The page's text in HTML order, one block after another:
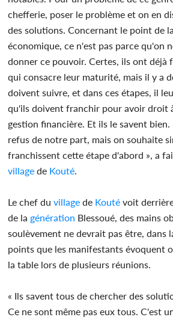
chefferie, poser le problème et on en
des solutions. Concernant le point de
économique, ce n'est pas parce qu'on
donner ce pouvoir. Certes, ils ont déjà
qui consacre leur maturité, mais il y a
doivent suivre, et dans ces étapes, il
qu'ils doivent franchir pour avoir droit
gestion financière. Et ils le savent
refus de notre part, mais on souhaite
franchissent cette étape d'abord », a
village de Kouté.
Le chef duvillage de Kouté voit
de la génération Blessoué, des mains
soulèvement ne devrait pas être, dans
points que les manifestants évoquent
la table lors de plusieurs réunions.
« Ils savent tous de chercher des
Ce ne sont même pas eux tous. C'est